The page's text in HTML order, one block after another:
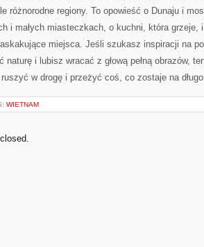
różnorodne regiony. To opowieść o Dunaju i
i małych miasteczkach, o kuchni, która grzeje,
miejsca. Jeśli szukasz inspiracji na
naturę i lubisz wracać z głową pełną obrazów,
w drogę i przeżyć coś, co zostaje na
WIETNAM